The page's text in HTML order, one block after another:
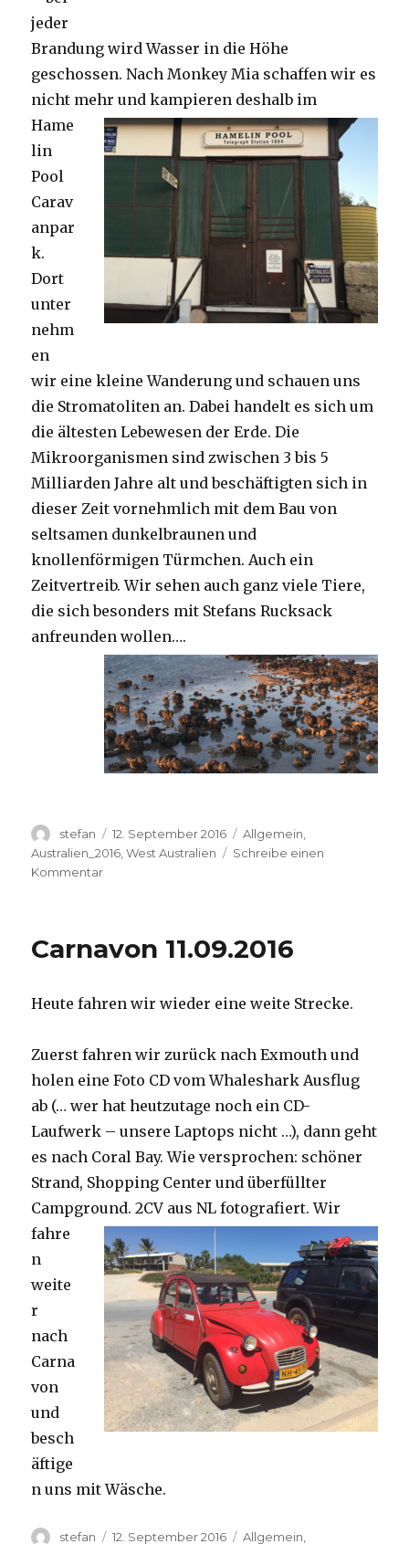
jeder
Brandung wird Wasser in die Höhe
geschossen. Nach Monkey Mia schaffen wir es
nicht mehr und kampieren deshalb im
Hame
lin
Pool
Carav
anpar
k.
Dort
unter
nehm
en
wir eine kleine Wanderung und schauen uns
die Stromatoliten an. Dabei handelt es sich um
die ältesten Lebewesen der Erde. Die
Mikroorganismen sind zwischen 3 bis 5
Milliarden Jahre alt und beschäftigten sich in
dieser Zeit vornehmlich mit dem Bau von
seltsamen dunkelbraunen und
knollenförmigen Türmchen. Auch ein
Zeitvertreib. Wir sehen auch ganz viele Tiere,
die sich besonders mit Stefans Rucksack
anfreunden wollen….
Autor
stefan
Veröffentlicht
am
12. September 2016 Kategorien
Allgemein
Australien_2016 ,West Australien
Schreibe einen
Kommentarzu
Carnavon 11.09.2016
Heute fahren wir wieder eine weite Strecke.
Zuerst fahren wir zurück nach Exmouth und
holen eine Foto CD vom Whaleshark Ausflug
ab (… wer hat heutzutage noch ein CD-
Laufwerk – unsere Laptops nicht …), dann geht
es nach Coral Bay. Wie versprochen: schöner
Strand, Shopping Center und überfüllter
Campground.2CV aus NL fotografiert. Wir
fahre
n
weite
r
nach
Carna
von
und
besch
äftige
n uns mit Wäsche.
Autor
stefan
Veröffentlicht
12. September 2016 Kategorien
Allgemein